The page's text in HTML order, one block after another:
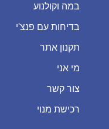
במה וקולנוע
בדיחות עם פנצ'י
תקנון אתר
מי אני
צור קשר
רכישת מנוי